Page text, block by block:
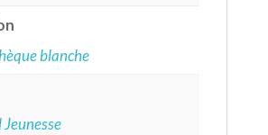
blanche